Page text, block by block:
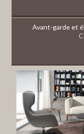
Avant-garde et
ENVIRONNEMENTS
LAS